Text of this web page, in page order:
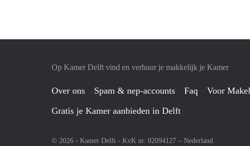
Op Kamer Delft vind en verhuur je makkelijk je Kamer
Over ons Spam & nep-accounts Faq Voor
Gratis je Kamer aanbieden in Delft
© 2026 - Kamer Delft - KvK nr. 02094127 – Nederland